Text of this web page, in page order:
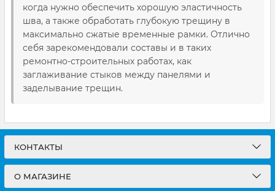
когда нужно обеспечить хорошую эластичность
шва, а также обработать глубокую трещину в
максимально сжатые временные рамки. Отлично
себя зарекомендовали составы и в таких
ремонтно-строительных работах, как
заглаживание стыков между панелями и
заделывание трещин.
КОНТАКТЫ
О МАГАЗИНЕ